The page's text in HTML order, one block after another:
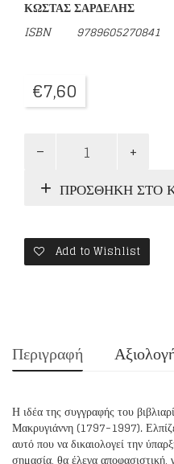
ΚΩΣΤΑΣ ΣΑΡΔΕΛΗΣ
ISBN 9789605270841
€7,60
ΠΡΟΣΕΥΧΗ
ΜΑΚΡΥΓΙΑΝΝΗ
ΠΡΟΣΘΉΚΗ ΣΤΟ
Add to Wishlist
Περιγραφή
Η ιδέα της συγγραφής του
Μακρυγιάννη (1797-1997).
αυτό που να δικαιολογεί την
σημασία, θα έλεγα